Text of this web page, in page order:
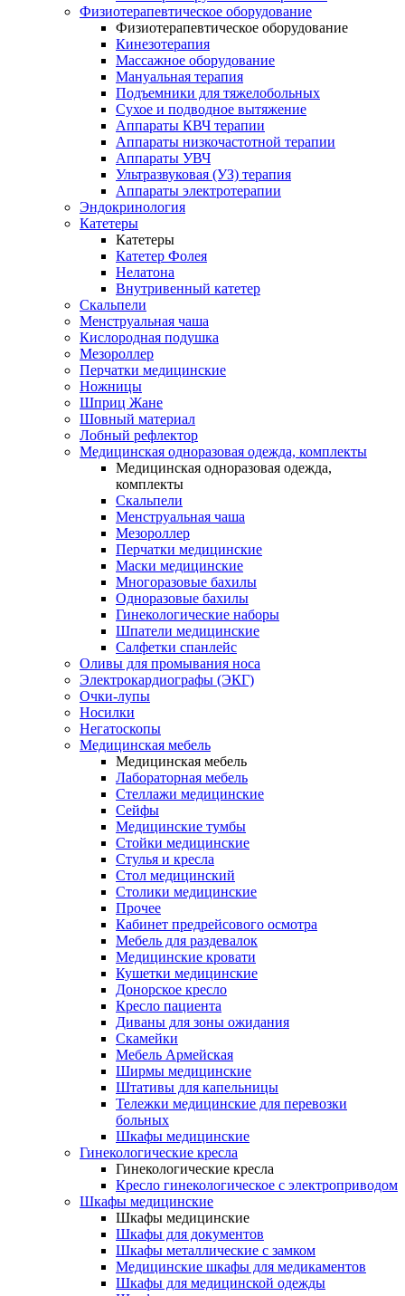
Физиотерапевтическое оборудование
Физиотерапевтическое оборудование
Кинезотерапия
Массажное оборудование
Мануальная терапия
Подъемники для тяжелобольных
Сухое и подводное вытяжение
Аппараты КВЧ терапии
Аппараты низкочастотной терапии
Аппараты УВЧ
Ультразвуковая (УЗ) терапия
Аппараты электротерапии
Эндокринология
Катетеры
Катетеры
Катетер Фолея
Нелатона
Внутривенный катетер
Скальпели
Менструальная чаша
Кислородная подушка
Мезороллер
Перчатки медицинские
Ножницы
Шприц Жане
Шовный материал
Лобный рефлектор
Медицинская одноразовая одежда, комплекты
Медицинская одноразовая одежда,
комплекты
Скальпели
Менструальная чаша
Мезороллер
Перчатки медицинские
Маски медицинские
Многоразовые бахилы
Одноразовые бахилы
Гинекологические наборы
Шпатели медицинские
Салфетки спанлейс
Оливы для промывания носа
Электрокардиографы (ЭКГ)
Очки-лупы
Носилки
Негатоскопы
Медицинская мебель
Медицинская мебель
Лабораторная мебель
Стеллажи медицинские
Сейфы
Медицинские тумбы
Стойки медицинские
Cтулья и кресла
Стол медицинский
Столики медицинские
Прочее
Кабинет предрейсового осмотра
Мебель для раздевалок
Медицинские кровати
Кушетки медицинские
Донорское кресло
Кресло пациента
Диваны для зоны ожидания
Скамейки
Мебель Армейская
Ширмы медицинские
Штативы для капельницы
Тележки медицинские для перевозки
больных
Шкафы медицинские
Гинекологические кресла
Гинекологические кресла
Кресло гинекологическое с электроприводом
Шкафы медицинские
Шкафы медицинские
Шкафы для документов
Шкафы металлические с замком
Медицинские шкафы для медикаментов
Шкафы для медицинской одежды